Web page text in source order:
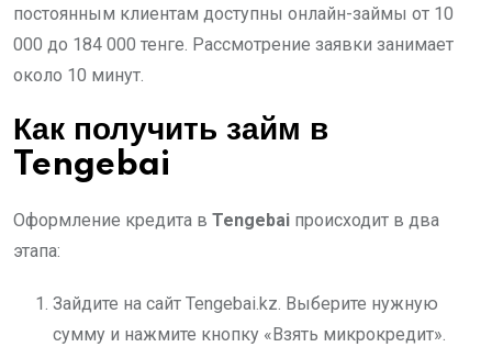
постоянным клиентам доступны онлайн-займы от 10
000 до 184 000 тенге. Рассмотрение заявки занимает
около 10 минут.
Как получить займ в
Tengebai
Оформление кредита в Tengebai происходит в два
этапа:
Зайдите на сайт Tengebai.kz. Выберите нужную
сумму и нажмите кнопку «Взять микрокредит».